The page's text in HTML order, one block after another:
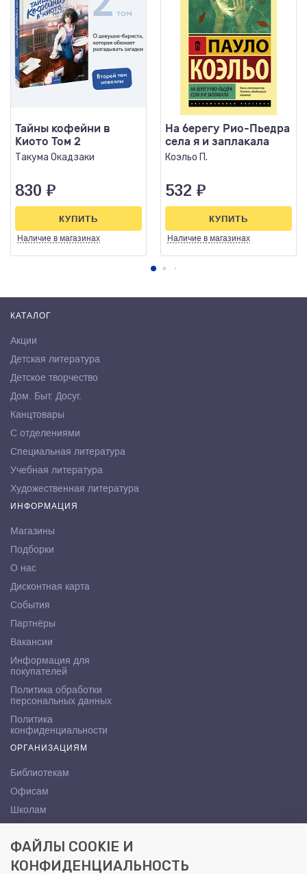
Тайны кофейни в
Киото Том 2
Такума Окадзаки
830 ₽
Наличие в магазинах
КУПИТЬ
На берегу Рио-Пьедра
села я и заплакала
Коэльо П.
532 ₽
Наличие в магазинах
КУПИТЬ
КАТАЛОГ
Акции
Детская литература
Детское творчество
Дом. Быт. Досуг.
Канцтовары
С отделениями
Специальная литература
Учебная литература
Художественная литература
ИНФОРМАЦИЯ
Магазины
Подборки
О нас
Дисконтная карта
События
Партнёры
Вакансии
Информация для
покупателей
Политика обработки
персональных данных
Политика
конфиденциальности
ОРГАНИЗАЦИЯМ
Библиотекам
Офисам
Школам
КОНТАКТЫ
Саратов, ул. Осипова, 10А
ФАЙЛЫ COOKIE И
КОНФИДЕНЦИАЛЬНОСТЬ